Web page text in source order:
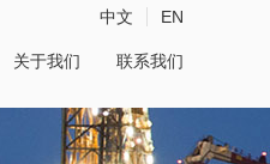
中文 EN
关于我们 联系我们